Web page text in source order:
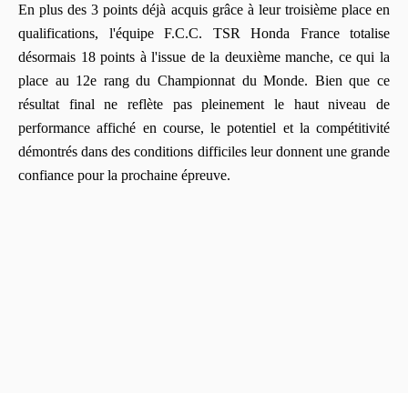
En plus des 3 points déjà acquis grâce à leur troisième place en
qualifications, l'équipe F.C.C. TSR Honda France totalise
désormais 18 points à l'issue de la deuxième manche, ce qui la
place au 12e rang du Championnat du Monde. Bien que ce
résultat final ne reflète pas pleinement le haut niveau de
performance affiché en course, le potentiel et la compétitivité
démontrés dans des conditions difficiles leur donnent une grande
confiance pour la prochaine épreuve.